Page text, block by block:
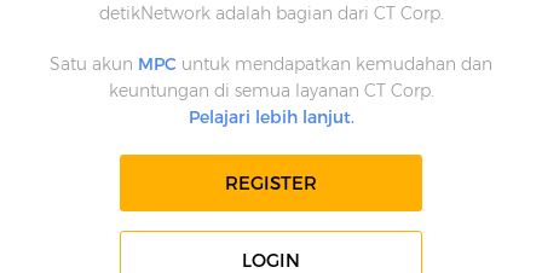
detikNetwork adalah bagian dari CT Corp.
Satu akun MPC untuk mendapatkan kemudahan dan
keuntungan di semua layanan CT Corp.
Pelajari lebih lanjut.
REGISTER
LOGIN